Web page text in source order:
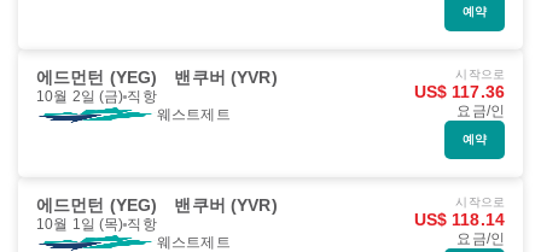
예약
에드먼턴 (YEG) 밴쿠버 (YVR)
10월 2일 (금) 직항
웨스트제트
시작으로
US$ 117.36
요금/인
예약
에드먼턴 (YEG) 밴쿠버 (YVR)
10월 1일 (목) 직항
웨스트제트
시작으로
US$ 118.14
요금/인